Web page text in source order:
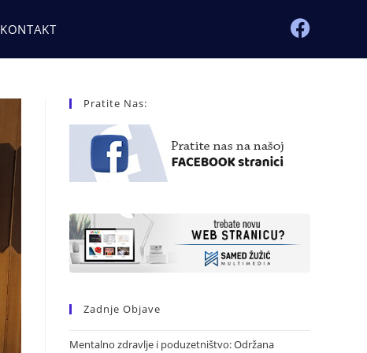
KONTAKT
Pratite Nas:
Zadnje Objave
Mentalno zdravlje i poduzetništvo: Održana